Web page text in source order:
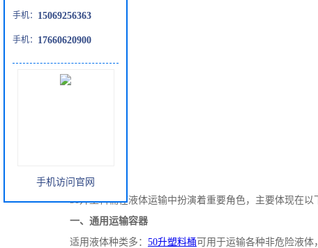
50升塑料桶在液体运输中扮演着重要角色，主要体现在以
一、通用运输容器
适用液体种类多： 50升塑料桶 可用于运输各种非危险液
手机： 15069256363
手机： 17660620900
手机访问官网